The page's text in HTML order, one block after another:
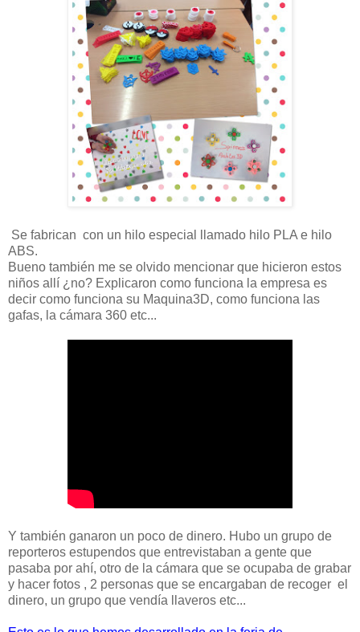
Se fabrican con un hilo especial llamado hilo PLA e hilo
ABS.
Bueno también me se olvido mencionar que hicieron estos
niños allí ¿no? Explicaron como funciona la empresa es
decir como funciona su Maquina3D, como funciona las
gafas, la cámara 360 etc...
Y también ganaron un poco de dinero. Hubo un grupo de
reporteros estupendos que entrevistaban a gente que
pasaba por ahí, otro de la cámara que se ocupaba de grabar
y hacer fotos , 2 personas que se encargaban de recoger el
dinero, un grupo que vendía llaveros etc...